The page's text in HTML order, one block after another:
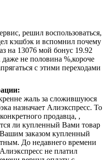
решил воспользоваться,
кэшбэк и вспомнил почему
на 13076 мой бонус 19.92
не половина %,короче
с этими переходами
жаль за сложившуюся
назначает Алиэкспресс. То
продавца, ,
ли купленный Вами товар
заказом купленный
До недавнего времени
не платил